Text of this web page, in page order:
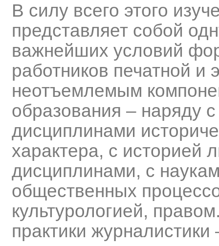
В силу всего этого
представляет собой
важнейших условий
работников печатной и
неотъемлемым
образования – наряду
дисциплинами
характера, с историей
дисциплинами, с
общественных
культурологией,
практики